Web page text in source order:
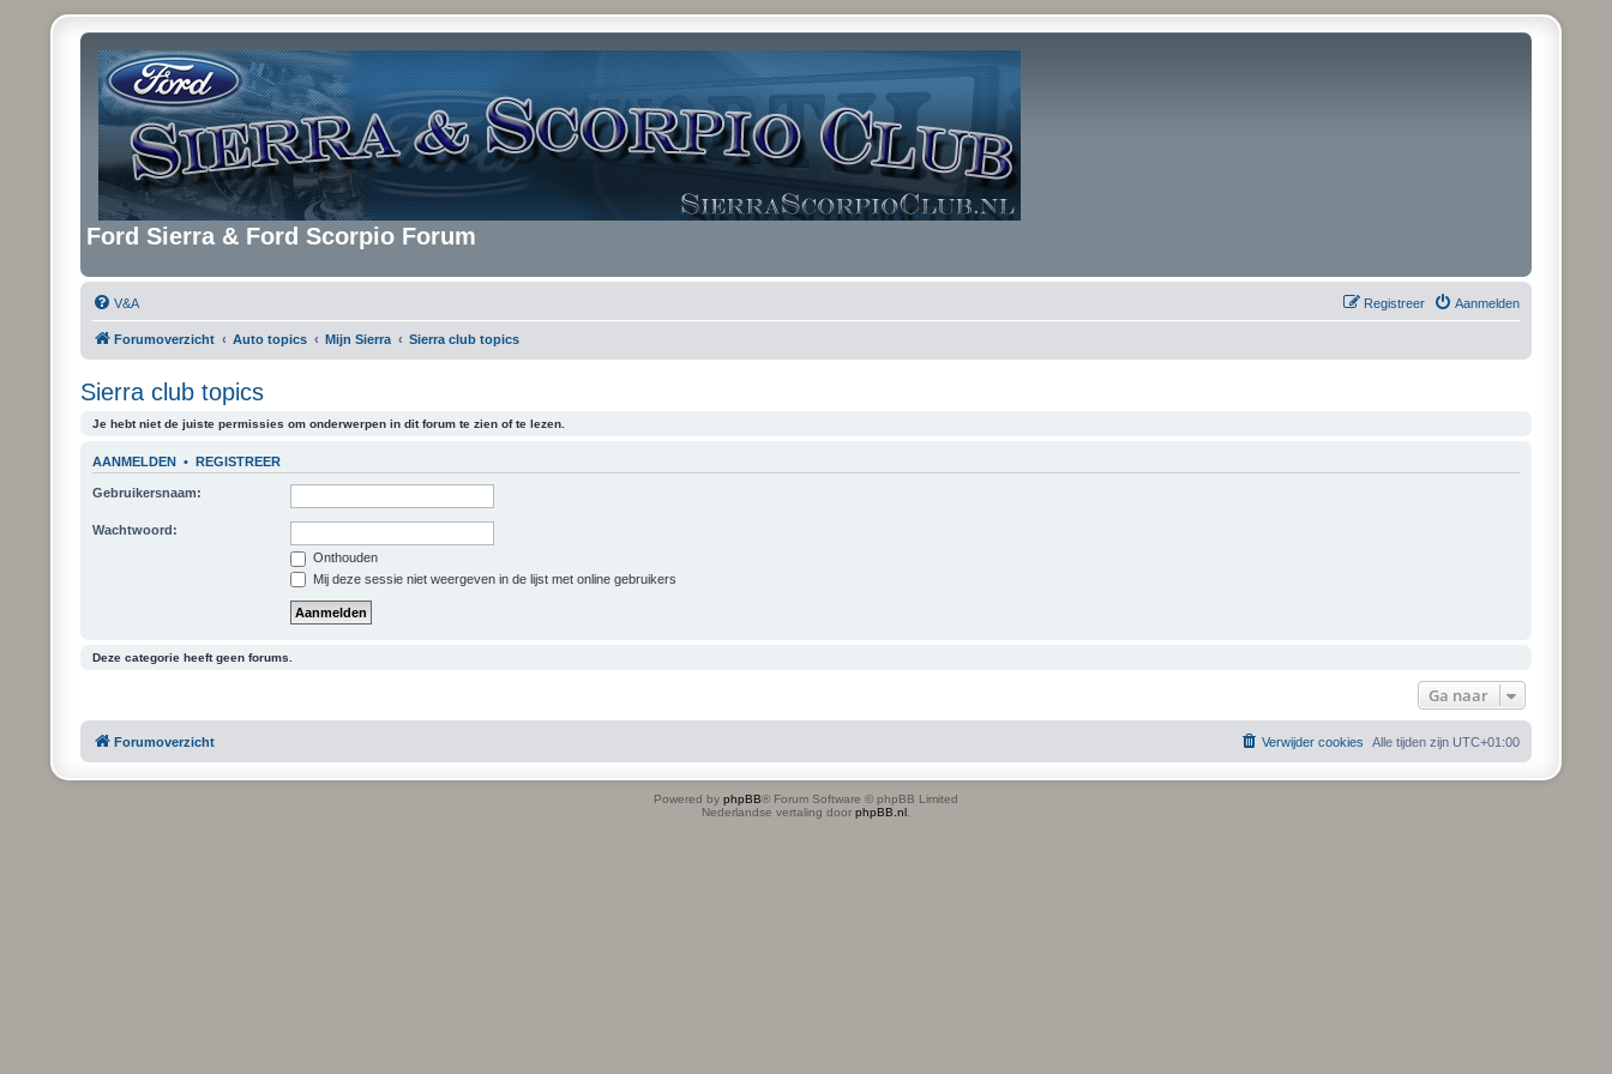
Ford Sierra & Ford Scorpio Forum
V&A Aanmelden
Registreer
Forumoverzicht Auto topics Mijn Sierra Sierra club topics
Sierra club topics
Je hebt niet de juiste permissies om onderwerpen in dit forum te zien of te lezen.
AANMELDEN •REGISTREER
Gebruikersnaam:
Wachtwoord:
Onthouden
Mij deze sessie niet weergeven in de lijst met online gebruikers
Deze categorie heeft geen forums.
Ga naar
Forumoverzicht Alle tijden zijn UTC+01:00
Verwijder cookies
Powered by phpBB® Forum Software © phpBB Limited
Nederlandse vertaling door phpBB.nl.